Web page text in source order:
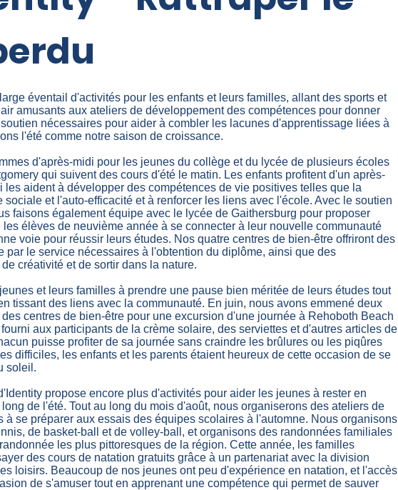
éventail d'activités pour les enfants et leurs familles, allant des sports et
amusants aux ateliers de développement des compétences pour donner
nécessaires pour aider à combler les lacunes d'apprentissage liées à
l'été comme notre saison de croissance.
d'après-midi pour les jeunes du collège et du lycée de plusieurs écoles
qui suivent des cours d'été le matin. Les enfants profitent d'un après-
les aident à développer des compétences de vie positives telles que la
sociale et l'auto-efficacité et à renforcer les liens avec l'école. Avec le soutien
faisons également équipe avec le lycée de Gaithersburg pour proposer
les élèves de neuvième année à se connecter à leur nouvelle communauté
voie pour réussir leurs études. Nos quatre centres de bien-être offriront des
par le service nécessaires à l'obtention du diplôme, ainsi que des
créativité et de sortir dans la nature.
et leurs familles à prendre une pause bien méritée de leurs études tout
tissant des liens avec la communauté. En juin, nous avons emmené deux
centres de bien-être pour une excursion d'une journée à Rehoboth Beach
aux participants de la crème solaire, des serviettes et d'autres articles de
puisse profiter de sa journée sans craindre les brûlures ou les piqûres
difficiles, les enfants et les parents étaient heureux de cette occasion de se
soleil.
propose encore plus d'activités pour aider les jeunes à rester en
de l'été. Tout au long du mois d'août, nous organiserons des ateliers de
à se préparer aux essais des équipes scolaires à l'automne. Nous organisons
de basket-ball et de volley-ball, et organisons des randonnées familiales
les plus pittoresques de la région. Cette année, les familles
des cours de natation gratuits grâce à un partenariat avec la division
loisirs. Beaucoup de nos jeunes ont peu d'expérience en natation, et l'accès
de s'amuser tout en apprenant une compétence qui permet de sauver